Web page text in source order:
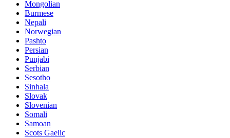
Mongolian
Burmese
Nepali
Norwegian
Pashto
Persian
Punjabi
Serbian
Sesotho
Sinhala
Slovak
Slovenian
Somali
Samoan
Scots Gaelic